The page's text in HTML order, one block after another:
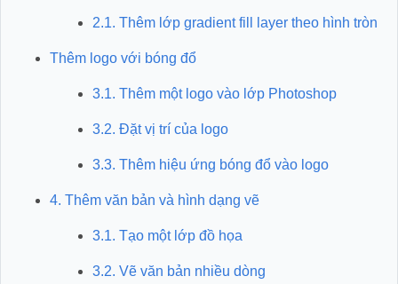
2.1. Thêm lớp gradient fill layer theo hình tròn
Thêm logo với bóng đổ
3.1. Thêm một logo vào lớp Photoshop
3.2. Đặt vị trí của logo
3.3. Thêm hiệu ứng bóng đổ vào logo
4. Thêm văn bản và hình dạng vẽ
3.1. Tạo một lớp đồ họa
3.2. Vẽ văn bản nhiều dòng